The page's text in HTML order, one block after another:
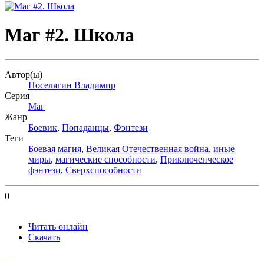
Маг #2. Школа
Автор(ы)
Поселягин Владимир
Серия
Маг
Жанр
Боевик, Попаданцы, Фэнтези
Теги
Боевая магия, Великая Отечественная война, иные
миры, магические способности, Приключенческое
фэнтези, Сверхспособности
0
Читать онлайн
Скачать